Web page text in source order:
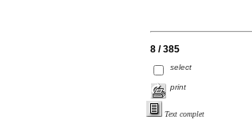
8 / 385
select
print
Text complet